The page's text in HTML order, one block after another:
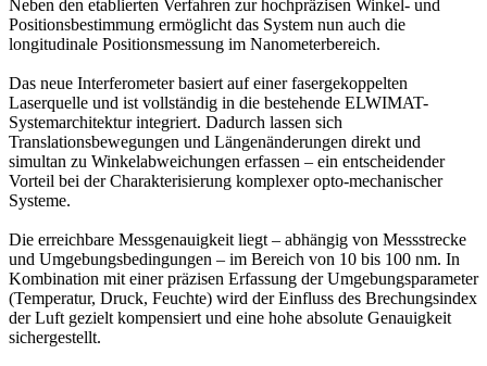
Neben den etablierten Verfahren zur hochpräzisen Winkel- und
Positionsbestimmung ermöglicht das System nun auch die
longitudinale Positionsmessung im Nanometerbereich.
Das neue Interferometer basiert auf einer fasergekoppelten
Laserquelle und ist vollständig in die bestehende ELWIMAT-
Systemarchitektur integriert. Dadurch lassen sich
Translationsbewegungen und Längenänderungen direkt und
simultan zu Winkelabweichungen erfassen – ein entscheidender
Vorteil bei der Charakterisierung komplexer opto-mechanischer
Systeme.
Die erreichbare Messgenauigkeit liegt – abhängig von Messstrecke
und Umgebungsbedingungen – im Bereich von 10 bis 100 nm. In
Kombination mit einer präzisen Erfassung der Umgebungsparameter
(Temperatur, Druck, Feuchte) wird der Einfluss des Brechungsindex
der Luft gezielt kompensiert und eine hohe absolute Genauigkeit
sichergestellt.